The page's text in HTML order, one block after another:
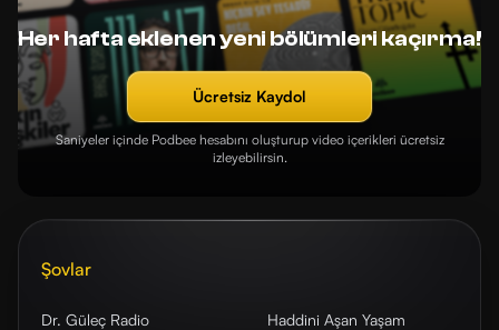
Her hafta eklenen yeni bölümleri kaçırma!
Ücretsiz Kaydol
Saniyeler içinde Podbee hesabını oluşturup video içerikleri ücretsiz
izleyebilirsin.
Şovlar
Dr. Güleç Radio
Haddini Aşan Yaşam